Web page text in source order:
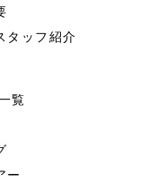
タッフ紹介
覧
ー